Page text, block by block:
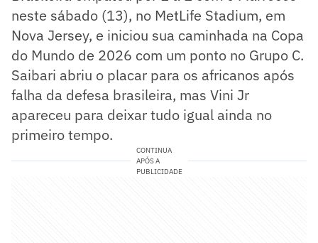
neste sábado (13), no MetLife Stadium, em
Nova Jersey, e iniciou sua caminhada na Copa
do Mundo de 2026 com um ponto no Grupo C.
Saibari abriu o placar para os africanos após
falha da defesa brasileira, mas Vini Jr
apareceu para deixar tudo igual ainda no
primeiro tempo.
CONTINUA
APÓS A
PUBLICIDADE